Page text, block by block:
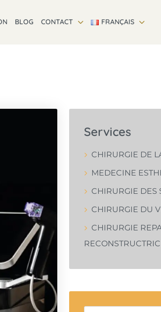
BLOG CONTACT FRANÇAIS
Services
CHIRURGIE DE
MEDECINE
CHIRURGIE DES
CHIRURGIE DU
CHIRURGIE